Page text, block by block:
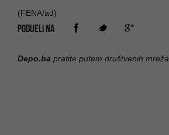
(FENA/ad)
PODIJELI NA
Depo.ba pratite putem društvenih mreža